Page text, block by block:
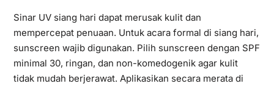
Sinar UV siang hari dapat merusak kulit dan
mempercepat penuaan. Untuk acara formal di siang hari,
sunscreen wajib digunakan. Pilih sunscreen dengan SPF
minimal 30, ringan, dan non-komedogenik agar kulit
tidak mudah berjerawat. Aplikasikan secara merata di